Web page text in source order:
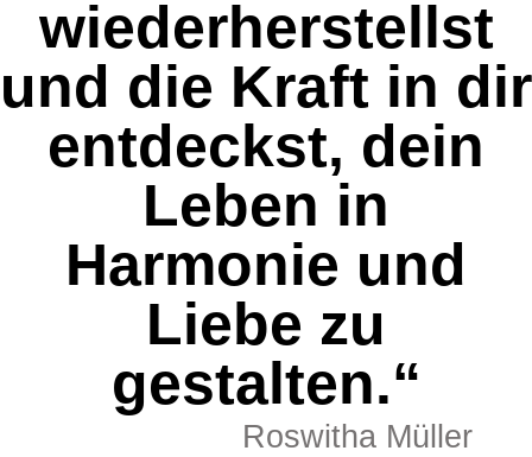
wiederherstellst
und die Kraft in dir
entdeckst, dein
Leben in
Harmonie und
Liebe zu
gestalten.“
Roswitha Müller